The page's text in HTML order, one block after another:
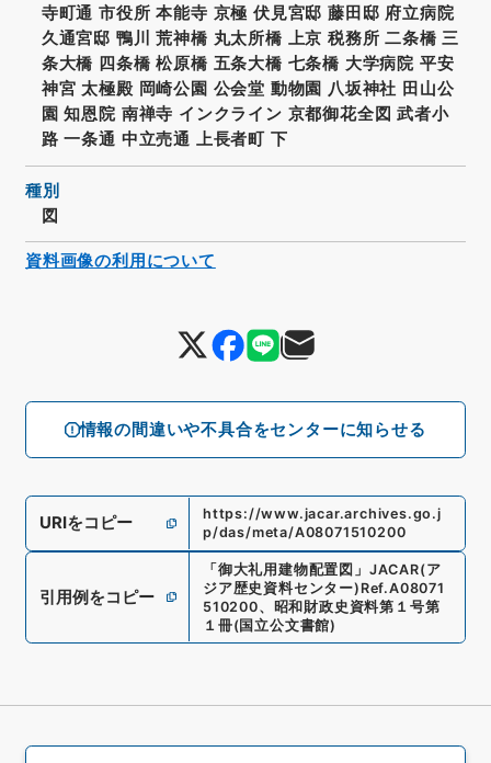
情報の間違いや不具合をセンターに知らせる
寺町通 市役所 本能寺 京極 伏見宮邸 藤田邸 府立病院
久通宮邸 鴨川 荒神橋 丸太所橋 上京 税務所 二条橋 三
条大橋 四条橋 松原橋 五条大橋 七条橋 大学病院 平安
神宮 太極殿 岡崎公園 公会堂 動物園 八坂神社 田山公
園 知恩院 南禅寺 インクライン 京都御花全図 武者小
路 一条通 中立売通 上長者町 下
種別
図
URIをコピー
https://www.jacar.archives.go.j
p/das/meta/A08071510200
引用例をコピー
「御大礼用建物配置図 」 JACAR(ア
ジア歴史資料センター) Ref.A08071
510200、 昭和財政史資料第１号第
１冊(国立公文書館)
資料画像の利用について